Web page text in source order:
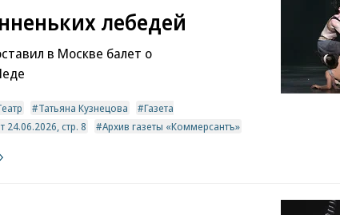
лебедей
в Москве балет о
Татьяна Кузнецова
Газета
стр. 8
Архив газеты «Коммерсантъ»